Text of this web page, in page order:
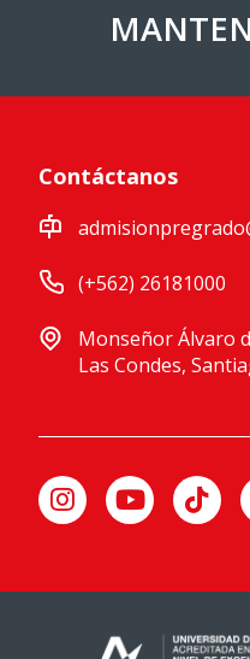
Contáctanos
(+562) 26181000
Monseñor Álvaro
Las Condes,